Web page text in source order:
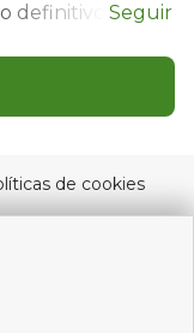
definitivo.
de cookies